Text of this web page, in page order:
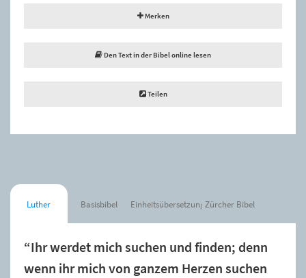
Merken
Den Text in der Bibel online lesen
Teilen
Luther Basisbibel Einheitsübersetzung Zürcher Bibel
“Ihr werdet mich suchen und finden; denn
wenn ihr mich von ganzem Herzen suchen